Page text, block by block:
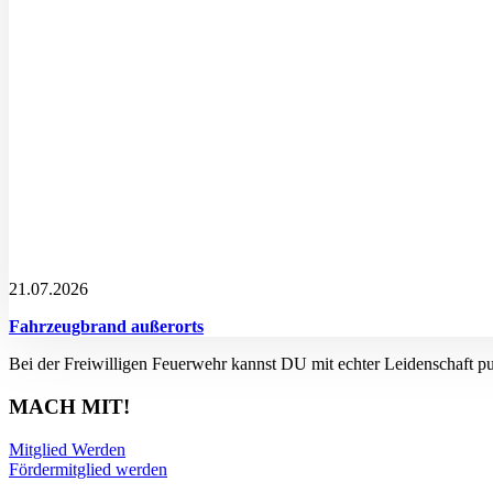
21.07.2026
Fahrzeugbrand außerorts
Bei der Freiwilligen Feuerwehr kannst DU mit echter Leidenschaft
MACH MIT!
Mitglied Werden
Fördermitglied werden